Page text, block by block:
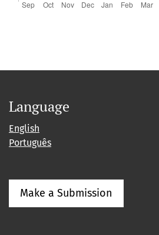
Language
English
Português
Make a Submission